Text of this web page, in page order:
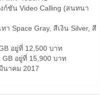
ก์ชัน Video Calling (สนทนา
า Space Gray, สีเงิน Silver, สี
อยู่ที่ 12,500 บาท
GB อยู่ที่ 15,900 บาท
นาคม 2017